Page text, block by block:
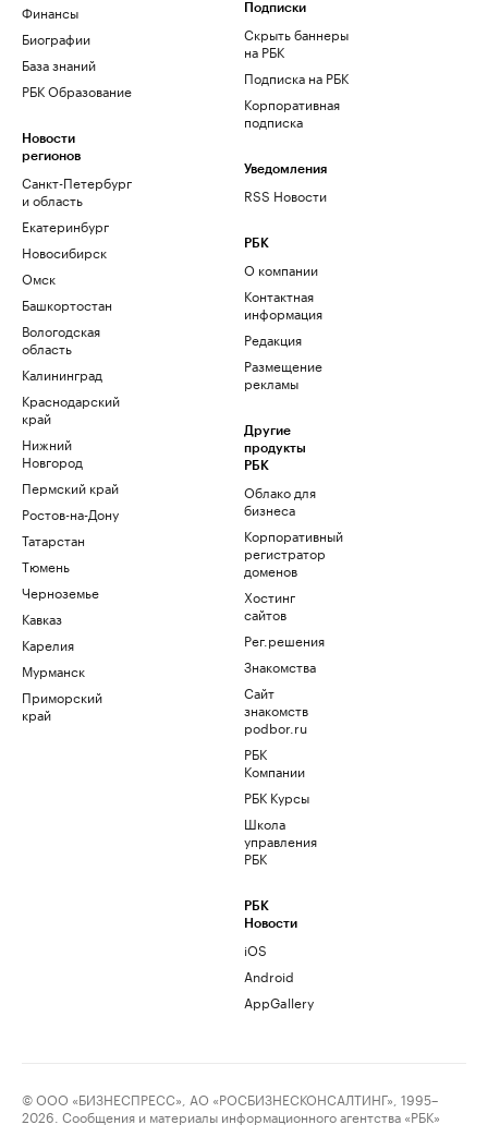
Финансы
Биографии
База знаний
РБК Образование
Новости
регионов
Санкт-Петербург
и область
Екатеринбург
Новосибирск
Омск
Башкортостан
Вологодская
область
Калининград
Краснодарский
край
Нижний
Новгород
Пермский край
Ростов-на-Дону
Татарстан
Тюмень
Черноземье
Кавказ
Карелия
Мурманск
Приморский
край
Подписки
Скрыть баннеры
на РБК
Подписка на РБК
Корпоративная
подписка
Уведомления
RSS Новости
РБК
О компании
Контактная
информация
Редакция
Размещение
рекламы
Другие
продукты
РБК
Облако для
бизнеса
Корпоративный
регистратор
доменов
Хостинг
сайтов
Рег.решения
Знакомства
Сайт
знакомств
podbor.ru
РБК
Компании
РБК Курсы
Школа
управления
РБК
РБК
Новости
iOS
Android
AppGallery
© ООО «БИЗНЕСПРЕСС», АО «РОСБИЗНЕСКОНСАЛТИНГ», 1995–
2026. Сообщения и материалы информационного агентства «РБК»